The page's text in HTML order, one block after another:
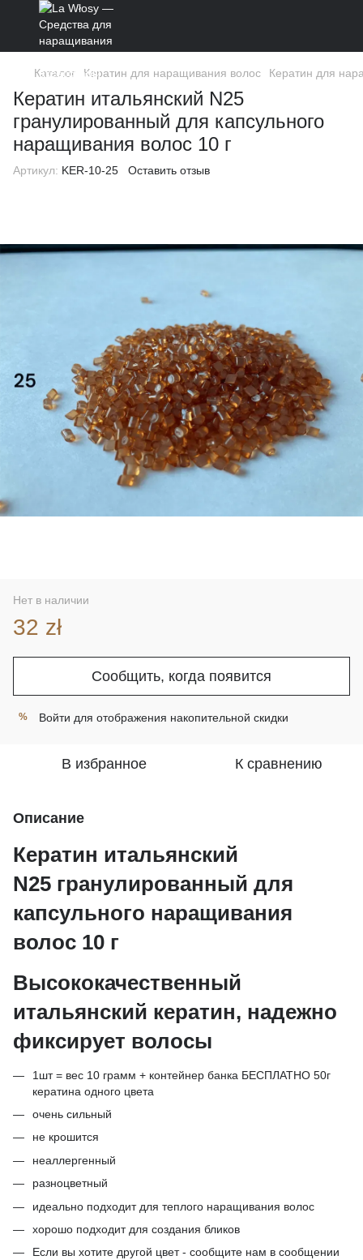
Каталог Кератин для наращивания волос Кератин для
Кератин итальянский N25
гранулированный для капсульного
наращивания волос 10 г
Артикул: KER-10-25 Оставить отзыв
Нет в наличии
32 zł
Сообщить, когда появится
% Войти для отображения накопительной скидки
В избранное К сравнению
Описание
Кератин итальянский
N25 гранулированный для
капсульного наращивания
волос 10 г
Высококачественный
итальянский кератин, надежно
фиксирует волосы
1шт = вес 10 грамм + контейнер банка БЕСПЛАТНО 50г
кератина одного цвета
очень сильный
не крошится
неаллергенный
разноцветный
идеально подходит для теплого наращивания волос
хорошо подходит для создания бликов
Если вы хотите другой цвет - сообщите нам в сообщении